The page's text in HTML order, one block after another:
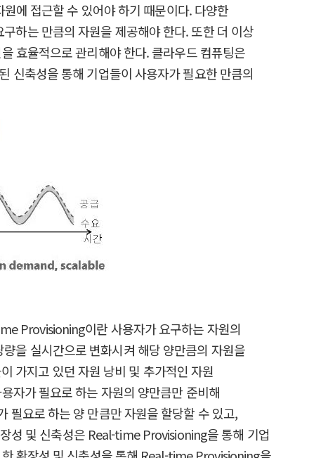
에 접근할 수 있어야 하기 때문이다. 다양한
하는 만큼의 자원을 제공해야 한다. 또한 더 이상
효율적으로 관리해야 한다. 클라우드 컴퓨팅은
신축성을 통해 기업들이 사용자가 필요한 만큼의
Provisioning이란 사용자가 요구하는 자원의
을 실시간으로 변화시켜 해당 양만큼의 자원을
가지고 있던 자원 낭비 및 추가적인 자원
자가 필요로 하는 자원의 양만큼만 준비해
요로 하는 양 만큼만 자원을 할당할 수 있고,
성 및 신축성은 Real-time Provisioning을 통해 기업